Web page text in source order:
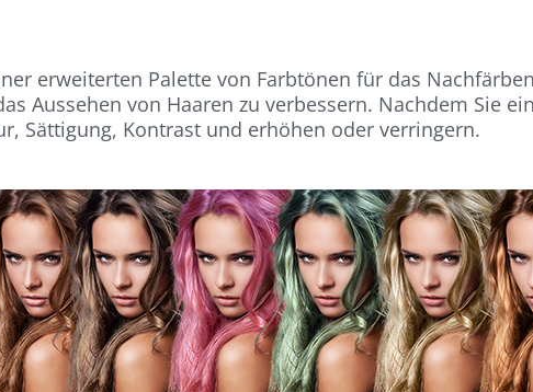
erweiterten Palette von Farbtönen für das
Aussehen von Haaren zu verbessern. Nachdem Sie
Sättigung, Kontrast und erhöhen oder verringern.